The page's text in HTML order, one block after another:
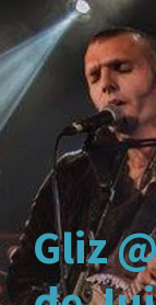
Gliz